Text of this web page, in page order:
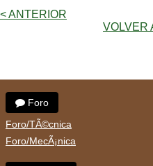
< ANTERIOR
VOLVER
Foro
Foro/TÃ©cnica
Foro/MecÃ¡nica